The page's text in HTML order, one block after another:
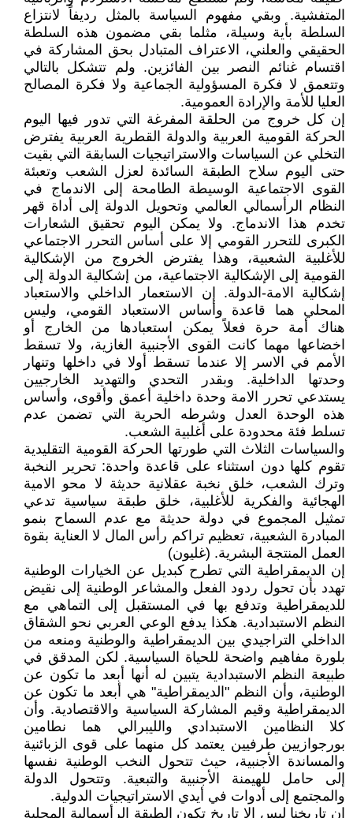
المتفشية. وبقي مفهوم السياسة بالمثل رديفاً لانتزاع
السلطة بأية وسيلة، مثلما بقي مضمون هذه السلطة
الحقيقي والعلني، الاعتراف المتبادل بحق المشاركة في
اقتسام غنائم النصر بين الفائزين. ولم تتشكل بالتالي
وتتعمق لا فكرة المسؤولية الجماعية ولا فكرة المصالح
العليا للأمة والإرادة العمومية.
إن كل خروج من الحلقة المفرغة التي تدور فيها اليوم
الحركة القومية العربية والدولة القطرية العربية يفترض
التخلي عن السياسات والاستراتيجيات السابقة التي بقيت
حتى اليوم سلاح الطبقة السائدة لعزل الشعب وتعبئة
القوى الاجتماعية الوسيطة الطامحة إلى الاندماج في
النظام الرأسمالي العالمي وتحويل الدولة إلى أداة قهر
تخدم هذا الاندماج. ولا يمكن اليوم تحقيق الشعارات
الكبرى للتحرر القومي إلا على أساس التحرر الاجتماعي
للأغلبية الشعبية، وهذا يفترض الخروج من الإشكالية
القومية إلى الإشكالية الاجتماعية، من إشكالية الدولة إلى
إشكالية الامة-الدولة. إن الاستعمار الداخلي والاستعباد
المحلي هما قاعدة وأساس الاستعباد القومي، وليس
هناك أمة حرة فعلاً يمكن استعبادها من الخارج أو
اخضاعها مهما كانت القوى الأجنبية الغازية، ولا تسقط
الأمم في الاسر إلا عندما تسقط أولا في داخلها وتنهار
وحدتها الداخلية. وبقدر التحدي والتهديد الخارجيين
يستدعي تحرر الامة وحدة داخلية أعمق وأقوى، وأساس
هذه الوحدة العدل وشرطه الحرية التي تضمن عدم
تسلط فئة محدودة على أغلبية الشعب.
والسياسات الثلاث التي طورتها الحركة القومية التقليدية
تقوم كلها دون استثناء على قاعدة واحدة: تحرير النخبة
وترك الشعب، خلق نخبة عقلانية حديثة لا محو الامية
الهجائية والفكرية للأغلبية، خلق طبقة سياسية تدعي
تمثيل المجموع في دولة حديثة مع عدم السماح بنمو
المبادرة الشعبية، تعظيم تراكم رأس المال لا العناية بقوة
العمل المنتجة البشرية. (غليون)
إن الديمقراطية التي تطرح كبديل عن الخيارات الوطنية
تهدد بأن تحول ردود الفعل والمشاعر الوطنية إلى نقيض
للديمقراطية وتدفع بها في المستقبل إلى التماهي مع
النظم الاستبدادية. هكذا يدفع الوعي العربي نحو الشقاق
الداخلي التراجيدي بين الديمقراطية والوطنية ومنعه من
بلورة مفاهيم واضحة للحياة السياسية. لكن المدقق في
طبيعة النظم الاستبدادية يتبين له أنها أبعد ما تكون عن
الوطنية، وأن النظم "الديمقراطية" هي أبعد ما تكون عن
الديمقراطية وقيم المشاركة السياسية والاقتصادية. وأن
كلا النظامين الاستبدادي والليبرالي هما نطامين
بورجوازيين طرفيين يعتمد كل منهما على قوى الزبائنية
والمساندة الأجنبية، حيث تتحول النخب الوطنية نفسها
إلى حامل للهيمنة الأجنبية والتبعية. وتتحول الدولة
والمجتمع إلى أدوات في أيدي الاستراتيجيات الدولية.
إن تاريخنا ليس إلا تاريخ تكون الطبقة الرأسمالية المحلية